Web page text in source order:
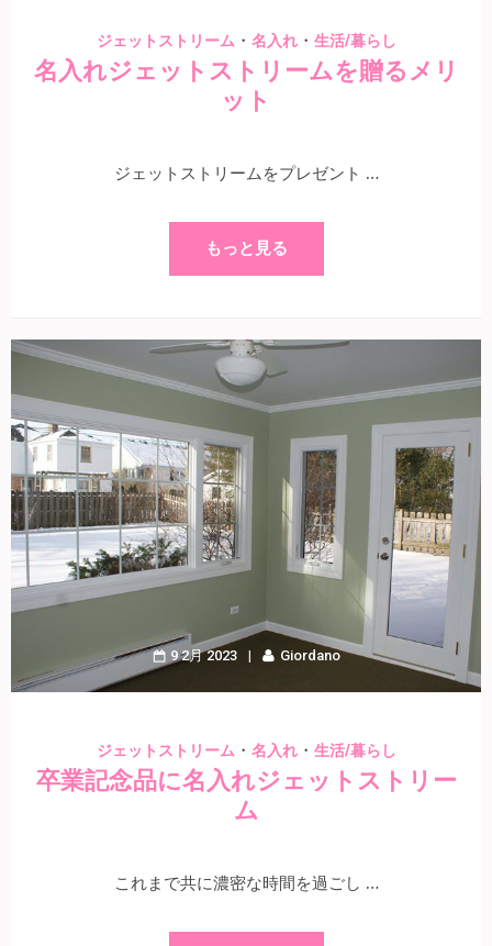
ジェットストリーム・ 名入れ・ 生活/暮らし
名入れジェットストリームを贈るメリ
ット
ジェットストリームをプレゼント …
もっと見る
9 2月 2023 Giordano
ジェットストリーム・ 名入れ・ 生活/暮らし
卒業記念品に名入れジェットストリー
ム
これまで共に濃密な時間を過ごし …